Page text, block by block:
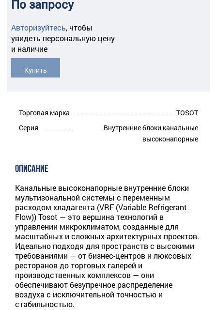
По запросу
Авторизуйтесь, чтобы
увидеть персональную цену
и наличие
Купить
Торговая марка
TOSOT
Серия
Внутренние блоки канальные
высоконапорные
ОПИСАНИЕ
Канальные высоконапорные внутренние блоки
мультизональной системы с переменным
расходом хладагента (VRF (Variable Refrigerant
Flow)) Tosot — это вершина технологий в
управлении микроклиматом, созданные для
масштабных и сложных архитектурных проектов.
Идеально подходя для пространств с высокими
требованиями — от бизнес-центров и люксовых
ресторанов до торговых галерей и
производственных комплексов — они
обеспечивают безупречное распределение
воздуха с исключительной точностью и
стабильностью.